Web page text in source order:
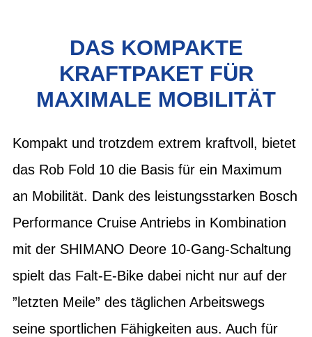
DAS KOMPAKTE
KRAFTPAKET FÜR
MAXIMALE MOBILITÄT
Kompakt und trotzdem extrem kraftvoll, bietet
das Rob Fold 10 die Basis für ein Maximum
an Mobilität. Dank des leistungsstarken Bosch
Performance Cruise Antriebs in Kombination
mit der SHIMANO Deore 10-Gang-Schaltung
spielt das Falt-E-Bike dabei nicht nur auf der
”letzten Meile” des täglichen Arbeitswegs
seine sportlichen Fähigkeiten aus. Auch für